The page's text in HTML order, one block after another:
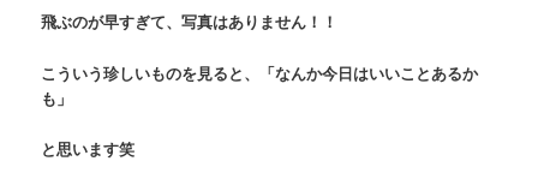
飛ぶのが早すぎて、写真はありません！！
こういう珍しいものを見ると、「なんか今日はいいことあるか
も」
と思います笑